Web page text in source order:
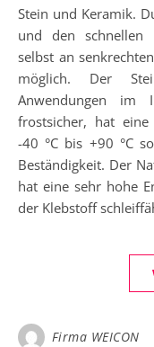
Stein und Keramik.
und den schnellen
selbst an
möglich. Der
Anwendungen im
frostsicher, hat eine
-40 °C bis +90 °C
Beständigkeit. Der
hat eine sehr hohe
der Klebstoff
Firma WEICON